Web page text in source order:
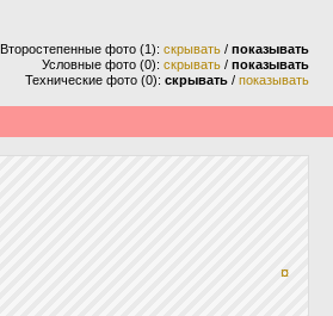
Второстепенные фото (1): скрывать / показывать
Условные фото (0): скрывать / показывать
Технические фото (0): скрывать / показывать
¤